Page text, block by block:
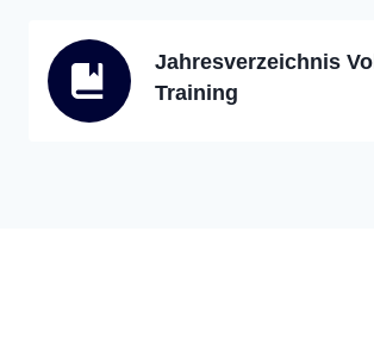
Jahresverzeichnis
Training